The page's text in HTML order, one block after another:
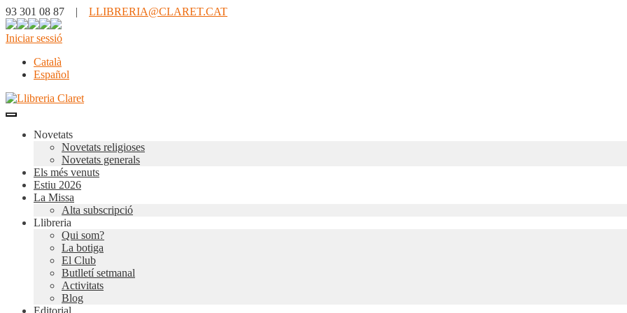
93 301 08 87 | LLIBRERIA@CLARET.CAT
Iniciar sessió
Català
Español
Novetats
Novetats religioses
Novetats generals
Els més venuts
Estiu 2026
La Missa
Alta subscripció
Llibreria
Qui som?
La botiga
El Club
Butlletí setmanal
Activitats
Blog
Editorial